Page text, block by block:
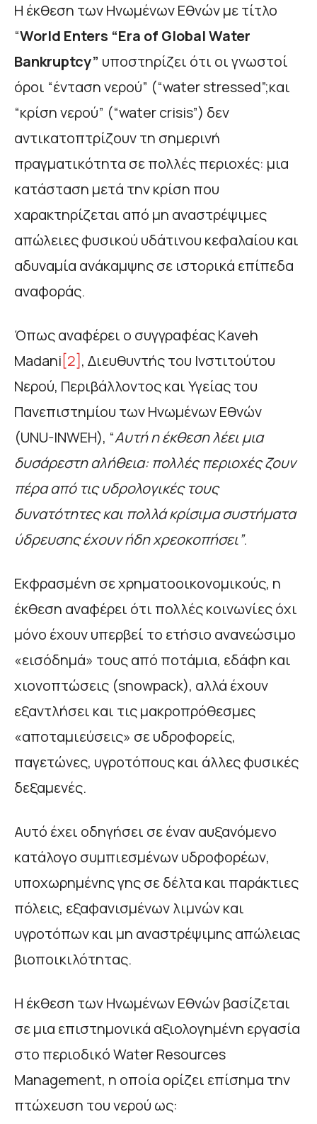
H έκθεση των Ηνωμένων Εθνών με τίτλο
“World Enters “Era of GlobalWater
Bankruptcy” υποστηρίζει ότι οι γνωστοί
όροι “ένταση νερού” (“water stressed”;και
“κρίση νερού” (“water crisis”) δεν
αντικατοπτρίζουν τη σημερινή
πραγματικότητα σε πολλές περιοχές: μια
κατάσταση μετά την κρίση που
χαρακτηρίζεται από μη αναστρέψιμες
απώλειες φυσικού υδάτινου κεφαλαίου και
αδυναμία ανάκαμψης σε ιστορικά επίπεδα
αναφοράς.
Όπως αναφέρει ο συγγραφέας Kaveh
Madani [2] , Διευθυντής του Ινστιτούτου
Νερού, Περιβάλλοντος και Υγείας του
Πανεπιστημίου των Ηνωμένων Εθνών
(UNU-INWEH), “Αυτή η έκθεση λέει μια
δυσάρεστη αλήθεια: πολλές περιοχές ζουν
πέρα ​​από τις υδρολογικές τους
δυνατότητες και πολλά κρίσιμα συστήματα
ύδρευσης έχουν ήδη χρεοκοπήσει”.
Εκφρασμένη σε χρηματοοικονομικούς, η
έκθεση αναφέρει ότι πολλές κοινωνίες όχι
μόνο έχουν υπερβεί το ετήσιο ανανεώσιμο
«εισόδημά» τους από ποτάμια, εδάφη και
χιονοπτώσεις (snowpack), αλλά έχουν
εξαντλήσει και τις μακροπρόθεσμες
«αποταμιεύσεις» σε υδροφορείς,
παγετώνες, υγροτόπους και άλλες φυσικές
δεξαμενές.
Αυτό έχει οδηγήσει σε έναν αυξανόμενο
κατάλογο συμπιεσμένων υδροφορέων,
υποχωρημένης γης σε δέλτα και παράκτιες
πόλεις, εξαφανισμένων λιμνών και
υγροτόπων και μη αναστρέψιμης απώλειας
βιοποικιλότητας.
Η έκθεση των Ηνωμένων Εθνών βασίζεται
σε μια επιστημονικά αξιολογημένη εργασία
στο περιοδικό Water Resources
Management, η οποία ορίζει επίσημα την
πτώχευση του νερού ως: